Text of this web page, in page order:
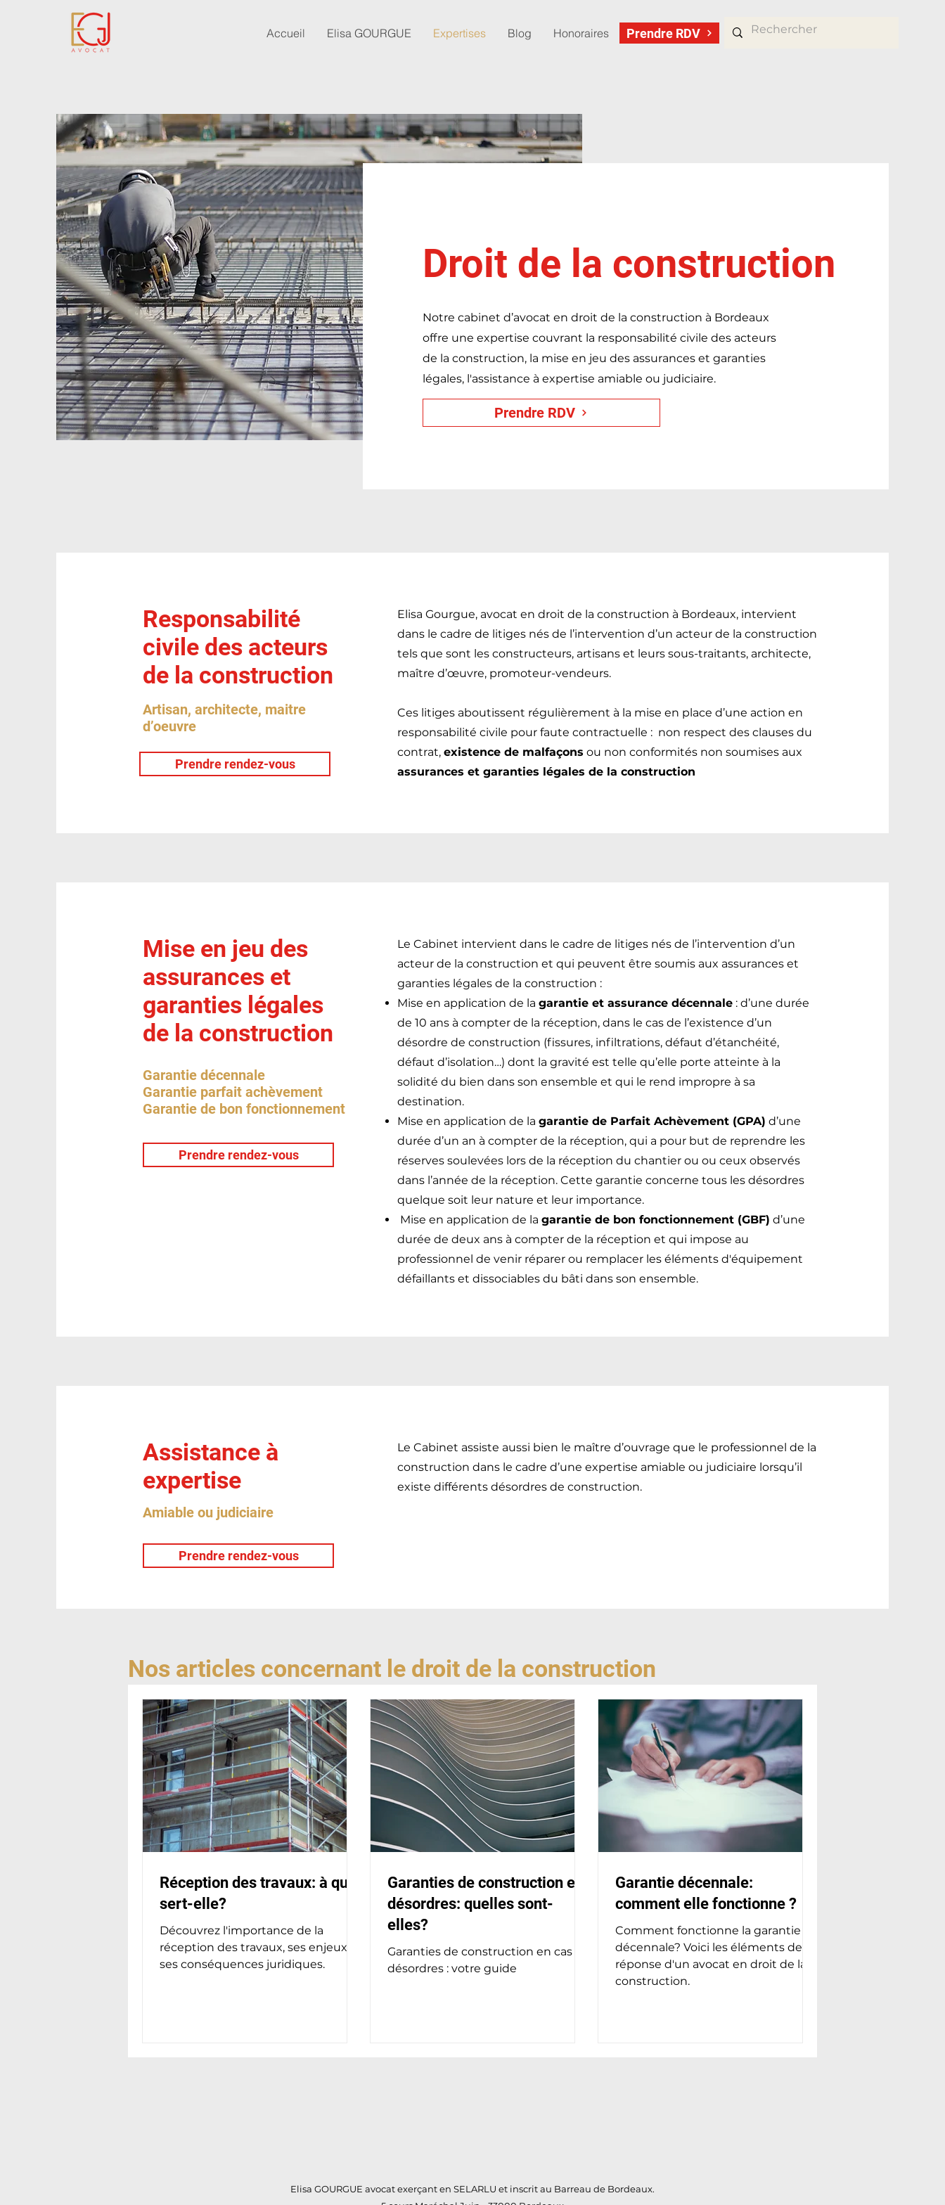
Accueil Elisa GOURGUE Expertises Blog Honoraires Prendre RDV
Droit de la construction
Notre cabinet d’avocat en droit de la construction à Bordeaux
offre une expertise couvrant la responsabilité civile des acteurs
de la construction, la mise en jeu des assurances et garanties
légales, l'assistance à expertise amiable ou judiciaire.
Prendre RDV
Responsabilité
civile des acteurs
de la construction
Artisan, architecte, maitre
d’oeuvre
Prendre rendez-vous
Elisa Gourgue, avocat en droit de la construction à Bordeaux, intervient
dans le cadre de litiges nés de l’intervention d’un acteur de la construction
tels que sont les constructeurs, artisans et leurs sous-traitants, architecte,
maître d’œuvre, promoteur-vendeurs.
Ces litiges aboutissent régulièrement à la mise en place d’une action en
responsabilité civile pour faute contractuelle : non respect des clauses du
contrat, existence de malfaçons ou non conformités non soumises aux
assurances et garanties légales de la construction
Mise en jeu des
assurances et
garanties légales
de la construction
Garantie décennale
Garantie parfait achèvement
Garantie de bon fonctionnement
Prendre rendez-vous
Le Cabinet intervient dans le cadre de litiges nés de l’intervention d’un
acteur de la construction et qui peuvent être soumis aux assurances et
garanties légales de la construction :
Mise en application de la garantie et assurance décennale : d’une durée
de 10 ans à compter de la réception, dans le cas de l’existence d’un
désordre de construction (fissures, infiltrations, défaut d’étanchéité,
défaut d’isolation…) dont la gravité est telle qu’elle porte atteinte à la
solidité du bien dans son ensemble et qui le rend impropre à sa
destination.
Mise en application de la garantie de Parfait Achèvement (GPA) d’une
durée d’un an à compter de la réception, qui a pour but de reprendre les
réserves soulevées lors de la réception du chantier ou ou ceux observés
dans l’année de la réception. Cette garantie concerne tous les désordres
quelque soit leur nature et leur importance.
Mise en application de la garantie de bon fonctionnement (GBF) d’une
durée de deux ans à compter de la réception et qui impose au
professionnel de venir réparer ou remplacer les éléments d'équipement
défaillants et dissociables du bâti dans son ensemble.
Assistance à
expertise
Le Cabinet assiste aussi bien le maître d’ouvrage que le professionnel de la
construction dans le cadre d’une expertise amiable ou judiciaire lorsqu’il
existe différents désordres de construction.
Amiable ou judiciaire
Prendre rendez-vous
Nos articles concernant le droit de la construction
Réception des travaux: à quoi
sert-elle?
Découvrez l'importance de la
réception des travaux, ses enjeux et
ses conséquences juridiques.
Garanties de construction et
désordres: quelles sont-
elles?
Garanties de construction en cas de
désordres : votre guide
Garantie décennale:
comment elle fonctionne ?
Comment fonctionne la garantie
décennale? Voici les éléments de
réponse d'un avocat en droit de la
construction.
Elisa GOURGUE avocat exerçant en SELARLU et inscrit au Barreau de Bordeaux.